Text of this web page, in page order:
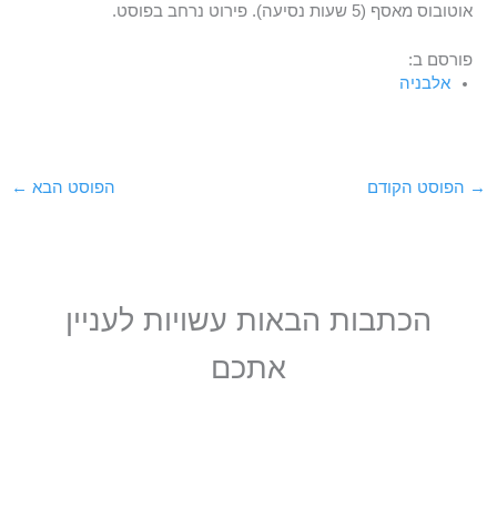
אוטובוס מאסף (5 שעות נסיעה). פירוט נרחב בפוסט.
פורסם ב:
אלבניה
→ הפוסט הקודם הפוסט הבא ←
הכתבות הבאות עשויות לעניין
אתכם